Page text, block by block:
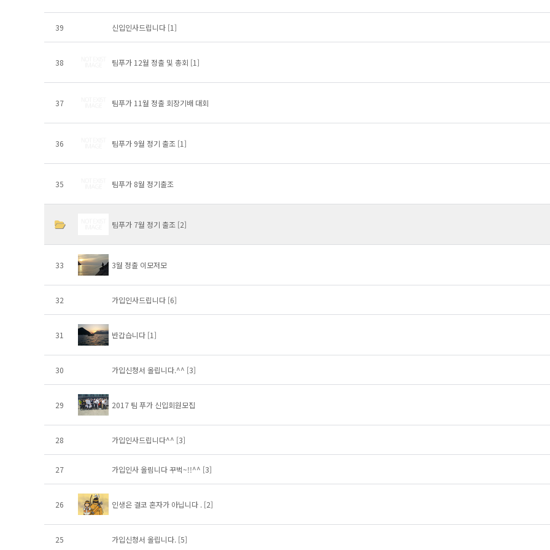
39 신입인사드립니다 [1]
38 팀푸가 12월 정출 및 총회 [1]
37 팀푸가 11월 정출 회장기배 대회
36 팀푸가 9월 정기 출조 [1]
35 팀푸가 8월 정기출조
팀푸가 7월 정기 출조 [2]
33 3월 정출 이모저모
32 가입인사드립니다 [6]
31 반갑습니다 [1]
30 가입신청서 올립니다.^^ [3]
29 2017 팀 푸가 신입회원모집
28 가입인사드립니다^^ [3]
27 가입인사 올림니다 꾸벅~!!^^ [3]
26 인생은 결코 혼자가 아닙니다 . [2]
25 가입신청서 올립니다. [5]